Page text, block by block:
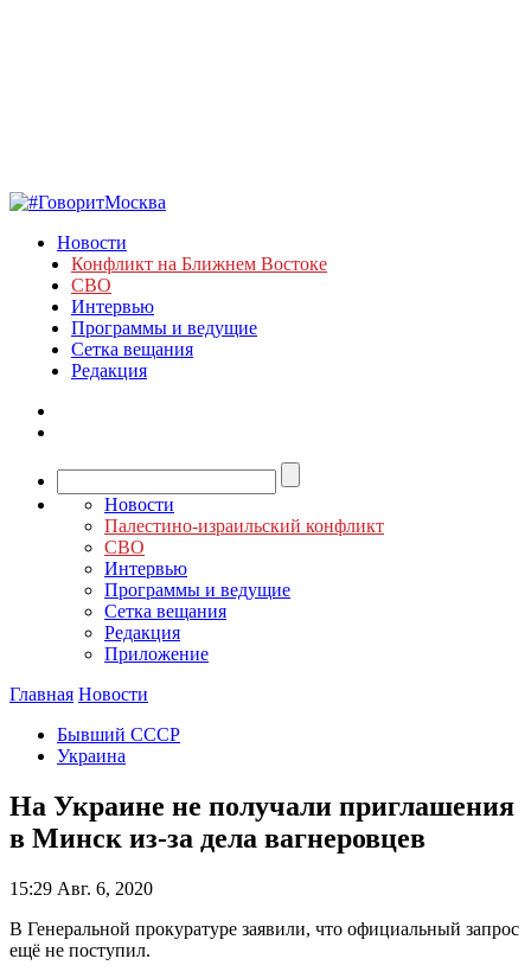
Новости
Конфликт на Ближнем Востоке
СВО
Интервью
Программы и ведущие
Сетка вещания
Редакция
Новости
Палестино-израильский конфликт
СВО
Интервью
Программы и ведущие
Сетка вещания
Редакция
Приложение
Главная Новости
Бывший СССР
Украина
На Украине не получали приглашения
в Минск из-за дела вагнеровцев
15:29 Авг. 6, 2020
В Генеральной прокуратуре заявили, что официальный запрос
ещё не поступил.